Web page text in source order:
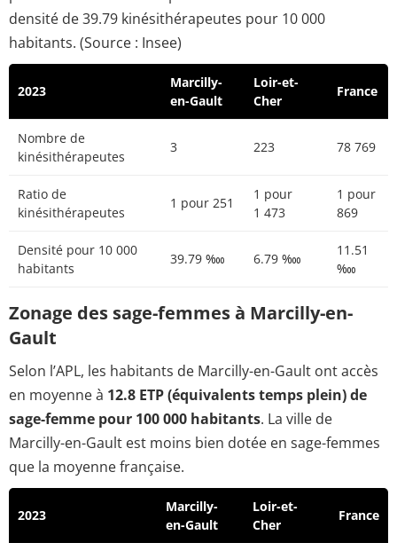
densité de 39.79 kinésithérapeutes pour 10 000
habitants. (Source : Insee)
2023
Marcilly-
en-Gault
Loir-et-
Cher
France
Nombre de
kinésithérapeutes
3 223 78 769
Ratio de
kinésithérapeutes
1 pour 251
1 pour
1 473
1 pour
869
Densité pour 10 000
habitants
39.79 ‱ 6.79 ‱
11.51
‱
Zonage des sage-femmes à Marcilly-en-
Gault
Selon l’APL, les habitants de Marcilly-en-Gault ont accès
en moyenne à 12.8 ETP (équivalents temps plein) de
sage-femme pour 100 000 habitants. La ville de
Marcilly-en-Gault est moins bien dotée en sage-femmes
que la moyenne française.
2023
Marcilly-
en-Gault
Loir-et-
Cher
France